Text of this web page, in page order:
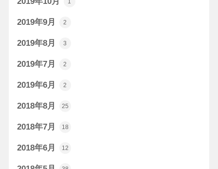
1
2019年9月 2
2019年8月 3
2019年7月 2
2019年6月 2
2018年8月 25
2018年7月 18
2018年6月 12